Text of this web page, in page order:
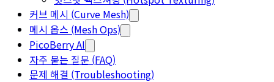
커브 메시 (Curve Mesh)
메시 옵스 (Mesh Ops)
PicoBerry AI
자주 묻는 질문 (FAQ)
문제 해결 (Troubleshooting)